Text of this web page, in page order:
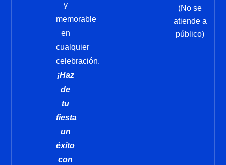
y
memorable
en
cualquier
celebración.
¡Haz
de
tu
fiesta
un
éxito
con
(No se
atiende a
público)